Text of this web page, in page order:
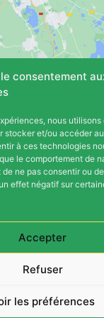
consentement
nous
stocker et/ou accéder
à ces technologies
le comportement de
ne pas consentir ou
effet négatif sur
Accepter
Refuser
les préférences
par Mike, a été
claire dans ses
inutiles et ont
et fonctionnel
plombier, qui
fin de l'installation
m'a fait part de son
voyons
de pompes à
ci est un beau
fait !"Ainsi, que ce
ou
je vous
à maintenir ce
DU SITE
Blog
Contact
Energies Tous